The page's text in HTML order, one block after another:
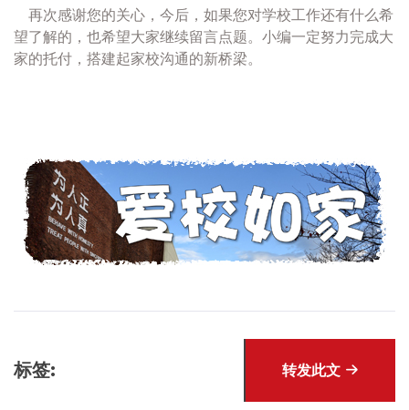
再次感谢您的关心，今后，如果您对学校工作还有什么希
望了解的，也希望大家继续留言点题。小编一定努力完成大
家的托付，搭建起家校沟通的新桥梁。
标签: 转发此文